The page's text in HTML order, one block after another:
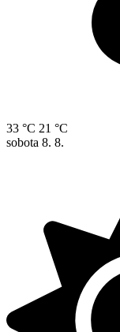
33 °C 21 °C
sobota 8. 8.